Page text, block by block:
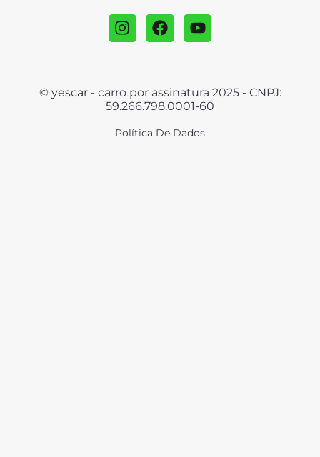
© yescar - carro por assinatura 2025 - CNPJ:
59.266.798.0001-60
Política De Dados